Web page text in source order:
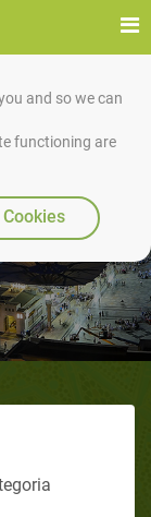
and so we can
functioning are